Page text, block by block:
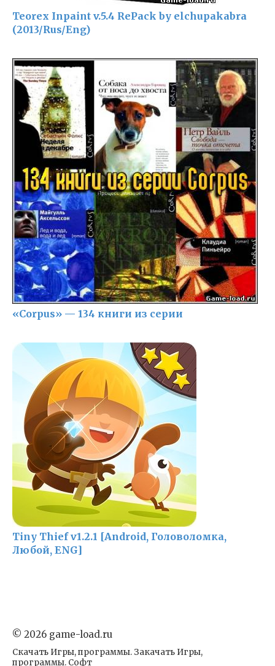
Teorex Inpaint v.5.4 RePack by elchupakabra
(2013/Rus/Eng)
«Corpus» — 134 книги из серии
Tiny Thief v1.2.1 [Android, Головоломка,
Любой, ENG]
© 2026 game-load.ru
Скачать Игры, программы. Закачать Игры,
программы. Софт